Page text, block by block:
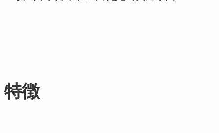
特徴